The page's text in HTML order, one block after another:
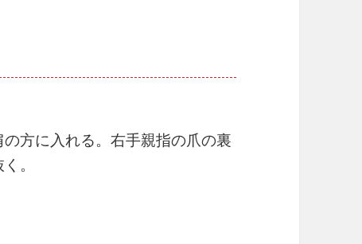
方に入れる。右手親指の爪の裏
。